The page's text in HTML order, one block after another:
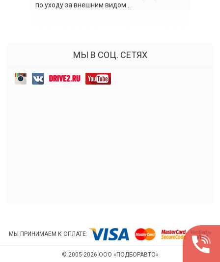
по уходу за внешним видом...
МЫ В СОЦ. СЕТЯХ
МЫ ПРИНИМАЕМ К ОПЛАТЕ:
© 2005-2026 ООО «ПОДБОРАВТО»